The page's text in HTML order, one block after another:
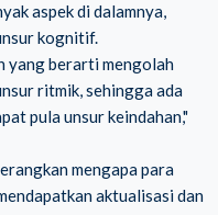
aspek di dalamnya,
kognitif.
yang berarti mengolah
ritmik, sehingga ada
pula unsur keindahan,"
mengapa para
aktualisasi dan